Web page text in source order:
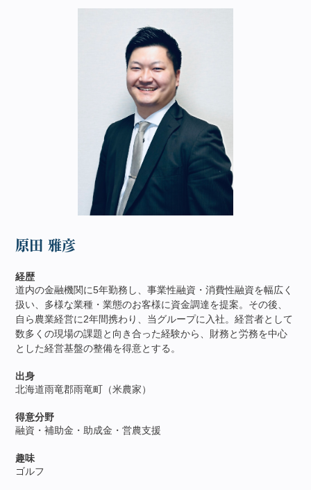
経歴
道内の金融機関に5年勤務し、事業性融資・消費性融資を幅広く
扱い、多様な業種・業態のお客様に資金調達を提案。その後、
自ら農業経営に2年間携わり、当グループに入社。経営者として
数多くの現場の課題と向き合った経験から、財務と労務を中心
とした経営基盤の整備を得意とする。
出身
北海道雨竜郡雨竜町（米農家）
得意分野
融資・補助金・助成金・営農支援
趣味
ゴルフ
原田 雅彦